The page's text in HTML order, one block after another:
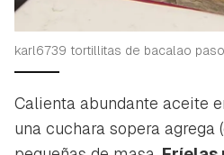
karl6739 tortillitas de bacalao
Calienta abundante aceite
una cuchara sopera agrega